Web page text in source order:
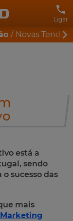
Ligar
Novas
está a
sendo
sucesso das
mais